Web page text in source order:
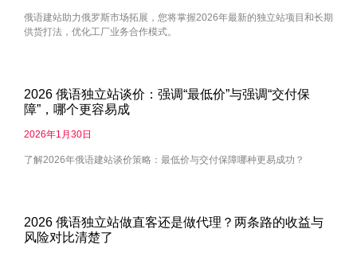
俄语建站助力俄罗斯市场拓展，您将掌握2026年最新的独立站项目和长期
供货打法，优化工厂业务合作模式。
2026 俄语独立站谈价：强调“最低价”与强调“交付保
障”，哪个更容易成
2026年1月30日
了解2026年俄语建站谈价策略：最低价与交付保障哪种更易成功？
2026 俄语独立站做直客还是做代理？两条路的收益与
风险对比清楚了